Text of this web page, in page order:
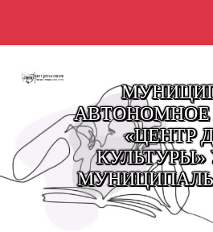
АВТОНОМНОЕ
«ЦЕНТР
КУЛЬТУРЫ»